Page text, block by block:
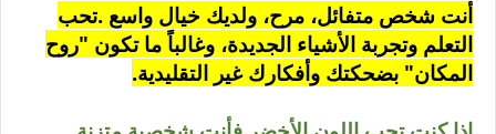
أنت شخص متفائل، مرح، ولديك خيال واسع .تحب
التعلم وتجربة الأشياء الجديدة، وغالباً ما تكون "روح
المكان" بضحكتك وأفكارك غير التقليدية.